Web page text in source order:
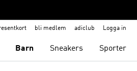
bli medlem adiclub Logga in
Barn Sneakers Sporter